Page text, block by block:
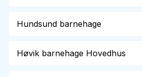
Hundsund barnehage
Høvik barnehage Hovedhus